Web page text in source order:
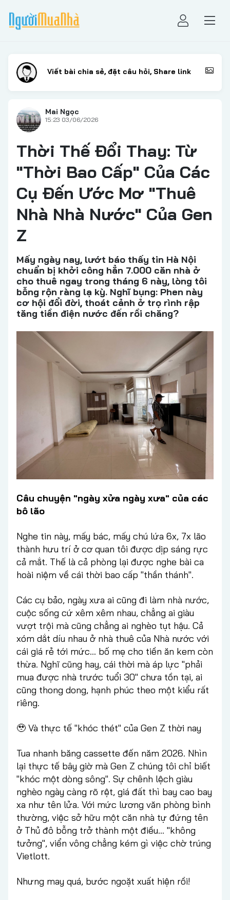
Mai Ngọc
15:23 03/06/2026
Thời Thế Đổi Thay: Từ
"Thời Bao Cấp" Của Các
Cụ Đến Ước Mơ "Thuê
Nhà Nhà Nước" Của Gen
Z
Mấy ngày nay, lướt báo thấy tin Hà Nội
chuẩn bị khởi công hẳn 7.000 căn nhà ở
cho thuê ngay trong tháng 6 này, lòng tôi
bỗng rộn ràng lạ kỳ. Nghĩ bụng: Phen này
cơ hội đổi đời, thoát cảnh ở trọ rình rập
tăng tiền điện nước đến rồi chăng?
Câu chuyện "ngày xửa ngày xưa" của các
bô lão
Nghe tin này, mấy bác, mấy chú lứa 6x, 7x lão
thành hưu trí ở cơ quan tôi được dịp sáng rực
cả mắt. Thế là cả phòng lại được nghe bài ca
hoài niệm về cái thời bao cấp "thần thánh".
Các cụ bảo, ngày xưa ai cũng đi làm nhà nước,
cuộc sống cứ xêm xêm nhau, chẳng ai giàu
vượt trội mà cũng chẳng ai nghèo tụt hậu. Cả
xóm dắt díu nhau ở nhà thuê của Nhà nước với
cái giá rẻ tới mức... bố mẹ cho tiền ăn kem còn
thừa. Nghĩ cũng hay, cái thời mà áp lực "phải
mua được nhà trước tuổi 30" chưa tồn tại, ai
cũng thong dong, hạnh phúc theo một kiểu rất
riêng.
🥹 Và thực tế "khóc thét" của Gen Z thời nay
Tua nhanh băng cassette đến năm 2026. Nhìn
lại thực tế bây giờ mà Gen Z chúng tôi chỉ biết
"khóc một dòng sông". Sự chênh lệch giàu
nghèo ngày càng rõ rệt, giá đất thì bay cao bay
xa như tên lửa. Với mức lương văn phòng bình
thường, việc sở hữu một căn nhà tự đứng tên
ở Thủ đô bỗng trở thành một điều... "không
tưởng", viển vông chẳng kém gì việc chờ trúng
Vietlott.
Nhưng may quá, bước ngoặt xuất hiện rồi!